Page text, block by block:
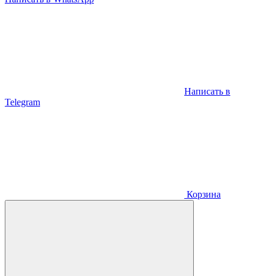
Написать в
Telegram
Корзина